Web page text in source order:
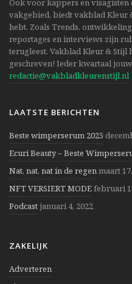
Ook voor kappers en
vakgebied, biedt vakblad Kleur
hebt. Zoals Trends,
reportages en interviews zijn
terugleest. Vakblad Kleur & Stijl
geschreven! Ieder kwartaal
redactie@vakbladkleurenstijl.nl
LAATSTE BERICHTEN
Beste wimperserum 2025
Ecuri Beauty – Beste
Nat, nat, nat in de regenmaart
NFT VERSIERT MODEfebruari
Podcastjanuari 4, 2022
ZAKELIJK
Adverteren